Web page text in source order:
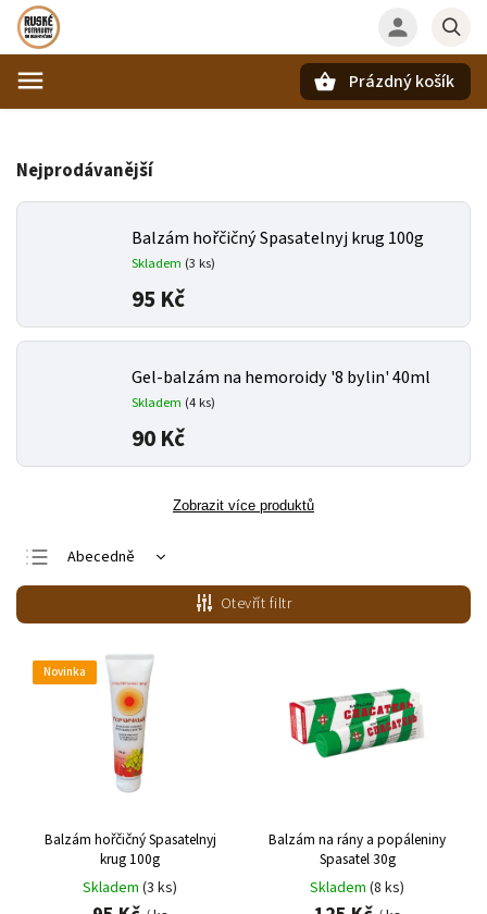
Prázdný košík
Nejprodávanější
Balzám hořčičný Spasatelnyj krug 100g
Skladem (3 ks)
95 Kč
Gel-balzám na hemoroidy '8 bylin' 40ml
Skladem (4 ks)
90 Kč
Zobrazit více produktů
Abecedně
Nejlevnější
Nejdražší
Nejprodávanější
Otevřít filtr
Novinka
Balzám hořčičný Spasatelnyj
krug 100g
Skladem (3 ks)
Balzám na rány a popáleniny
Spasatel 30g
Skladem (8 ks)